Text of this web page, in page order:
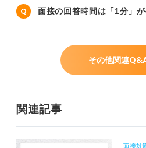
面接の回答時間は「1分」
その他関連
関連記事
面接対